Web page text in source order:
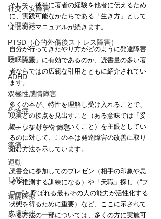
社交不安障害
心理療法
PTSD（心的外傷後ストレス障害）
睡眠障害
ADHD
双極性感情障害
恐怖症
パーソナリティ障害
疼痛
運動
TMS
遠隔医療
皮膚疾患
そして、後半に著者の経験を他者に伝えるため
に、実践可能なかたちである「生き方」として
まとめたマニュアルが続きます。
自分が行ってきたやり方がどのように発達障害
の「克服」に有効であるのか、読書量の多い著
者ならではの広範な引用とともに紹介されてい
ます。
多くの本が、特性を理解し受け入れることで、
現実との接点を見出すこと（ある意味では「妥
協」しながらやっていくこと）を主眼としてい
るのに対して、この本は発達障害の改善に取り
組む方法を示しています。
読書会に参加してのプレゼン（相手の印象や思
考を推測する訓練になる）や「天職」探し（“フ
ロー”と呼ばれる最もその人の能力が活性化する
状態を得るために重要）など、ここに示されて
いる方法の一部については、多くの方に実施可